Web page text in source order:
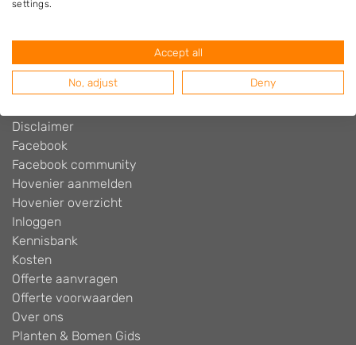
Adverteren
Blog
Disclaimer
Facebook
Facebook community
Hovenier aanmelden
Hovenier overzicht
Inloggen
Kennisbank
Kosten
Offerte aanvragen
Offerte voorwaarden
Over ons
Planten & Bomen Gids
settings.
Accept all
No, adjust Deny